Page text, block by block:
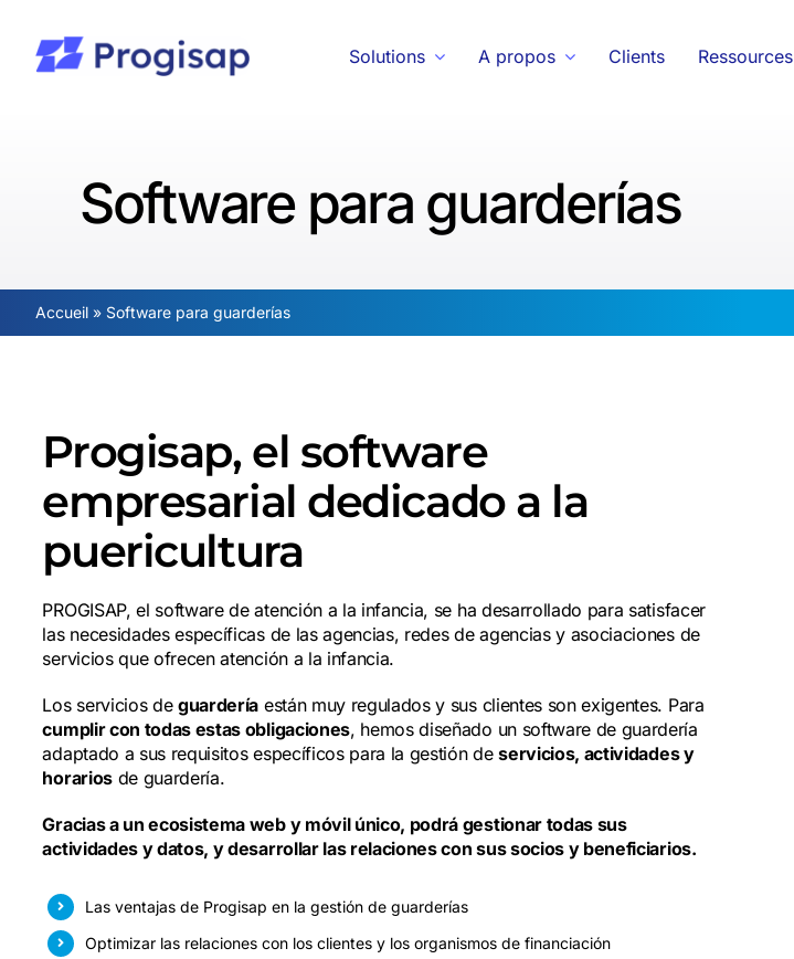
contenu
Solutions A propos Clients Ressources
Software para guarderías
Accueil» Software para guarderías
Progisap, el software
empresarial dedicado a la
puericultura
PROGISAP, el software de atención a la infancia, se ha desarrollado para satisfacer
las necesidades específicas de las agencias, redes de agencias y asociaciones de
servicios que ofrecen atención a la infancia.
Los servicios deguardería están muy regulados y sus clientes son exigentes. Para
cumplir con todas estas obligaciones, hemos diseñado un software de guardería
adaptado a sus requisitos específicos para la gestión deservicios, actividades y
horariosde guardería.
Gracias a un ecosistema web y móvil único, podrá gestionar todas sus
actividades y datos, y desarrollar las relaciones con sus socios y beneficiarios.
Las ventajas de Progisap en la gestión de guarderías
Optimizar las relaciones con los clientes y los organismos de financiación